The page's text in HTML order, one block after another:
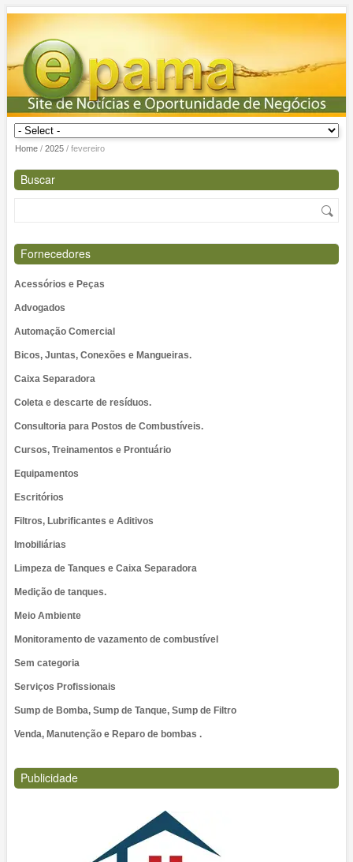
Home/ 2025/ fevereiro
Buscar
Fornecedores
Acessórios e Peças
Advogados
Automação Comercial
Bicos, Juntas, Conexões e Mangueiras.
Caixa Separadora
Coleta e descarte de resíduos.
Consultoria para Postos de Combustíveis.
Cursos, Treinamentos e Prontuário
Equipamentos
Escritórios
Filtros, Lubrificantes e Aditivos
Imobiliárias
Limpeza de Tanques e Caixa Separadora
Medição de tanques.
Meio Ambiente
Monitoramento de vazamento de combustível
Sem categoria
Serviços Profissionais
Sump de Bomba, Sump de Tanque, Sump de Filtro
Venda, Manutenção e Reparo de bombas .
Publicidade